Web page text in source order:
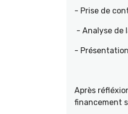
- Prise de
- Analyse de
-
Après
financement